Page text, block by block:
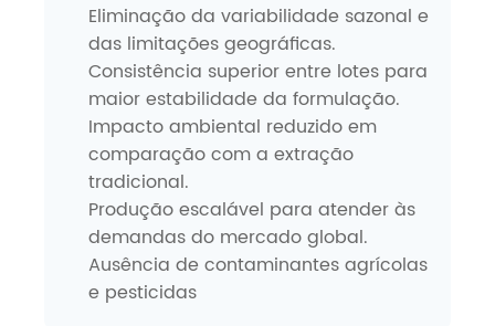
Eliminação da variabilidade sazonal e
das limitações geográficas.
Consistência superior entre lotes para
maior estabilidade da formulação.
Impacto ambiental reduzido em
comparação com a extração
tradicional.
Produção escalável para atender às
demandas do mercado global.
Ausência de contaminantes agrícolas
e pesticidas